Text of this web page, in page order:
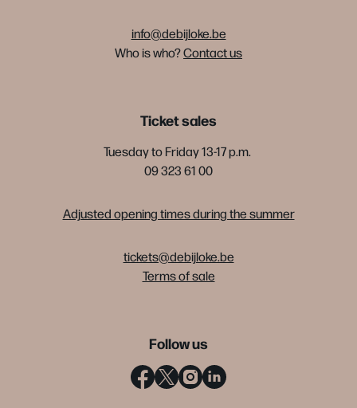
info@debijloke.be
Who is who?Contact us
Ticket sales
Tuesday to Friday 13-17 p.m.
09 323 61 00
Adjusted opening times during the summer
tickets@debijloke.be
Terms of sale
Follow us